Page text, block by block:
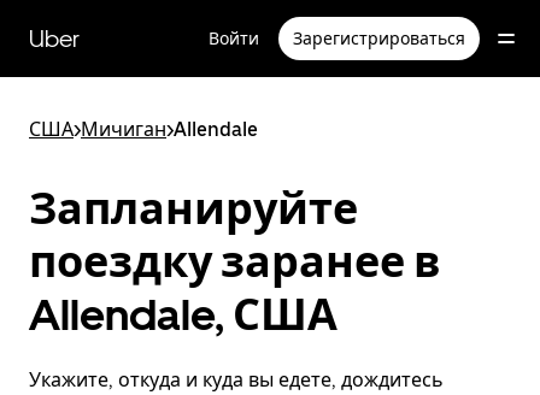
перейти
к
Uber Войти Зарегистрироваться
США>Мичиган>Allendale
Запланируйте
поездку заранее в
Allendale, США
Укажите, откуда и куда вы едете, дождитесь